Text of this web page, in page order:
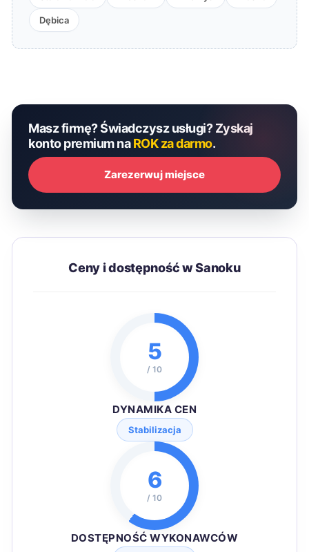
Dębica
Masz firmę? Świadczysz usługi? Zyskaj
konto premium naROK za darmo.
Zarezerwuj miejsce
Ceny i dostępność w Sanoku
5
/ 10
DYNAMIKA CEN
Stabilizacja
6
/ 10
DOSTĘPNOŚĆ WYKONAWCÓW